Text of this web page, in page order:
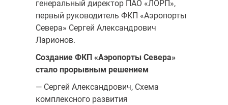
генеральный директор ПАО «ЛОРП»,
первый руководитель ФКП «Аэропорты
Севера» Сергей Александрович
Ларионов.
Создание ФКП «Аэропорты Севера»
стало прорывным решением
— Сергей Александрович, Схема
комплексного развития